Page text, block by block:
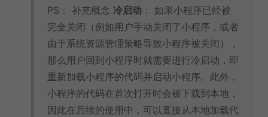
PS： 补充概念 冷启动 ： 如果小程序已经被
完全关闭（例如用户手动关闭了小程序，或者
由于系统资源管理策略导致小程序被关闭），
那么用户回到小程序时就需要进行冷启动，即
重新加载小程序的代码并启动小程序。此外，
小程序的代码在首次打开时会被下载到本地，
因此在后续的使用中，可以直接从本地加载代